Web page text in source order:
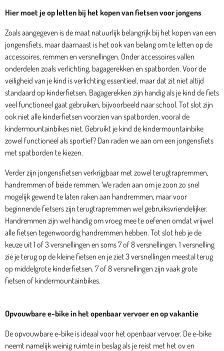
Hier moet je op letten bij het kopen van fietsen voor jongens
Zoals aangegeven is de maat natuurlijk belangrijk bij het kopen van een
jongensfiets, maar daarnaast is het ook van belang om te letten op de
accessoires, remmen en versnellingen. Onder accessoires vallen
onderdelen zoals verlichting, bagagerekken en spatborden. Voor de
veiligheid van je kind is verlichting essentieel, maar dat zit niet altijd
standaard op kinderfietsen. Bagagerekken zijn handig als je kind de fiets
veel functioneel gaat gebruiken, bijvoorbeeld naar school. Tot slot zijn
ook niet alle kinderfietsen voorzien van spatborden, vooral de
kindermountainbikes niet. Gebruikt je kind de kindermountainbike
zowel functioneel als sportief? Dan raden we aan om een jongensfiets
met spatborden te kiezen.
Verder zijn jongensfietsen verkrijgbaar met zowel terugtrapremmen,
handremmen of beide remmen. We raden aan om je zoon zo snel
mogelijk gewend te laten raken aan handremmen, maar voor
beginnende fietsers zijn terugtrapremmen wel gebruiksvriendelijker.
Handremmen zijn wel handig om vroeg mee te oefenen omdat vrijwel
alle fietsen tegenwoordig handremmen hebben. Tot slot heb je de
keuze uit 1 of 3 versnellingen en soms 7 of 8 versnellingen. 1 versnelling
zie je terug op de kleine fietsen en je ziet 3 versnellingen meestal terug
op middelgrote kinderfietsen. 7 of 8 versnellingen zijn vaak grote
fietsen of kindermountainbikes.
Opvouwbare e-bike in het openbaar vervoer en op vakantie
De opvouwbare e-bike is ideaal voor het openbaar vervoer. De e-bike
neemt namelijk weinig ruimte in beslag als je reist met het ov en